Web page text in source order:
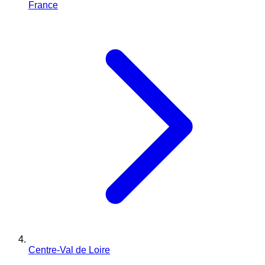
France
Centre-Val de Loire